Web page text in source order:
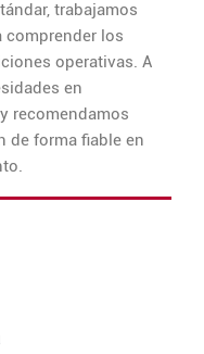
trabajamos
comprender los
operativas. A
en
recomendamos
de forma fiable en